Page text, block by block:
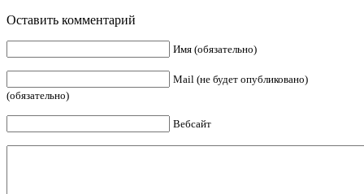
Оставить комментарий
Имя (обязательно)
Mail (не будет опубликовано)
(обязательно)
Вебсайт